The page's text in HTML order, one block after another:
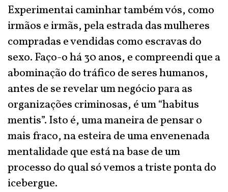
Experimentai caminhar também vós, como
irmãos e irmãs, pela estrada das mulheres
compradas e vendidas como escravas do
sexo. Faço-o há 30 anos, e compreendi que a
abominação do tráfico de seres humanos,
antes de se revelar um negócio para as
organizações criminosas, é um “habitus
mentis”. Isto é, uma maneira de pensar o
mais fraco, na esteira de uma envenenada
mentalidade que está na base de um
processo do qual só vemos a triste ponta do
icebergue.